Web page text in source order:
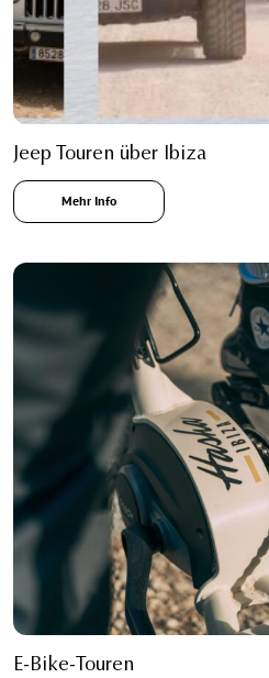
Jeep Touren über Ibiza
Mehr Info
E-Bike-Touren